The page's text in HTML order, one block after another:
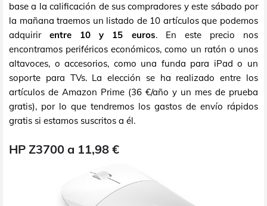
base a la calificación de sus compradores y este sábado por
la mañana traemos un listado de 10 artículos que podemos
adquirirentre 10 y 15 euros. En este precio nos
encontramos periféricos económicos, como un ratón o unos
altavoces, o accesorios, como una funda para iPad o un
soporte para TVs. La elección se ha realizado entre los
artículos de Amazon Prime (36 €/año y un mes de prueba
gratis), por lo que tendremos los gastos de envío rápidos
gratis si estamos suscritos a él.
HP Z3700 a 11,98 €